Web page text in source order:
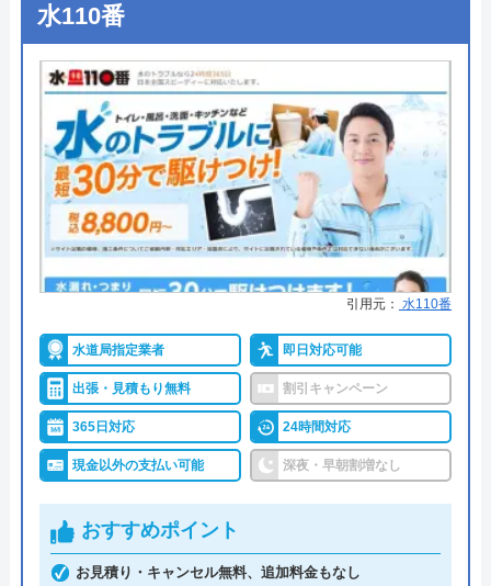
水工房リアルがおすすめの理由
水工房リアルは水廻りの専門家として、水漏れやつ
まりなどの修理、リフォームサービスを提供してい
る業者です。給湯器の修理も可能なので、不具合が
発生したらご相談いただけます。対応エリアは広島
県三原市、尾道市、東広島市、福山市で本社のある
頼などは電話、または問い合わせフォームより問い
合わせいただけます。フォームからの問い合わせの
返信には時間がかかるので、お急ぎの方は電話から
ご連絡ください。
0120-74-4132
水110番
引用元： 水110番
水道局指定業者 即日対応可能
出張・見積もり無料 割引キャンペーン
365日対応 24時間対応
現金以外の支払い可能 深夜・早朝割増なし
おすすめポイント
お見積り・キャンセル無料、追加料金もなし